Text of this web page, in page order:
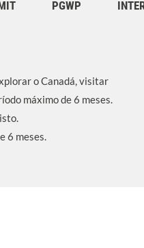
PGWP
o Canadá, visitar
máximo de 6 meses.
6 meses.